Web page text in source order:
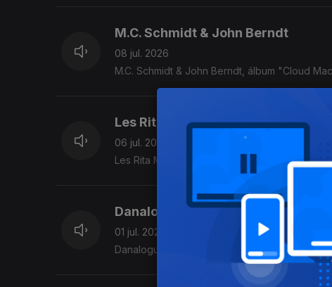
M.C. Schmidt & John Berndt
08 jul. 2026
M.C. Schmidt & John Berndt, álbum "Cloud
Les Rita Mitsouko
06 jul. 2026
Les Rita Mitsouko, álbum "Rita Mitsouko"
Danalogue
01 jul. 2026
Danalogue, álbum "Teleportations" (2026).